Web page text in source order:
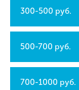
300-500 руб.
500-700 руб.
700-1000 руб.